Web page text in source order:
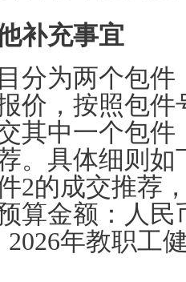
补充事宜
分为两个包
价，按照包
其中一个包
。具体细则
2的成交推荐
算金额：人民
2026年教职工